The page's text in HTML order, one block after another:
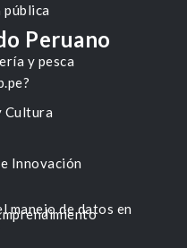
y pesca
Cultura
Innovación
Peruano
manejo de datos en